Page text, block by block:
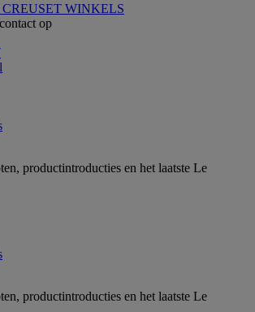
WINKELS
op
productintroducties en het laatste Le
productintroducties en het laatste Le